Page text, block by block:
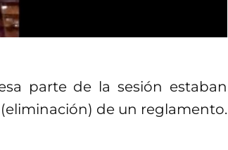
parte de la sesión estaban
de un reglamento.